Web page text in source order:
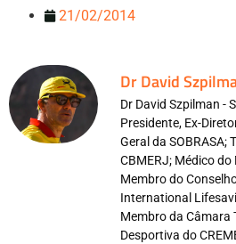
21/02/2014
Dr David
Dr David Szpilman -
Presidente, Ex-
Geral da SOBRASA;
CBMERJ; Médico
Membro do
International
Membro da Câmara
Desportiva do